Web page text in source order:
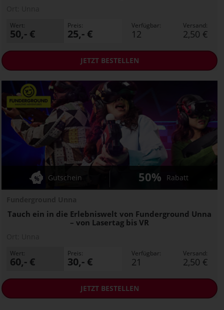
Wert:
50,- €
Preis:
25,- €
Verfügbar:
12
Versand:
2,50 €
JETZTBESTELLEN
Tauch ein in die Erlebniswelt von Funderground Unna
– von Lasertag bis VR
Gutschein 50% Rabatt
Wert:
60,- €
Preis:
30,- €
Verfügbar:
21
Versand:
2,50 €
JETZTBESTELLEN